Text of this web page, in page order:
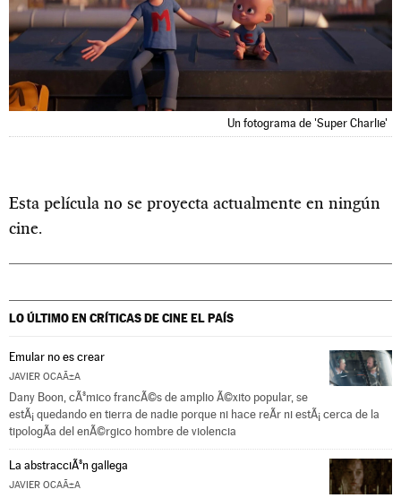
Un fotograma de 'Super Charlie'
Esta película no se proyecta actualmente en ningún
cine.
LO ÚLTIMO EN CRÍTICAS DE CINEEL PAÍS
Emular no es crear
JAVIER OCAÃ±A
Dany Boon, cÃ³mico francÃ©s de amplio Ã©xito popular, se
estÃ¡ quedando en tierra de nadie porque ni hace reÃ­r ni estÃ¡ cerca de la
tipologÃ­a del enÃ©rgico hombre de violencia
La abstracciÃ³n gallega
JAVIER OCAÃ±A